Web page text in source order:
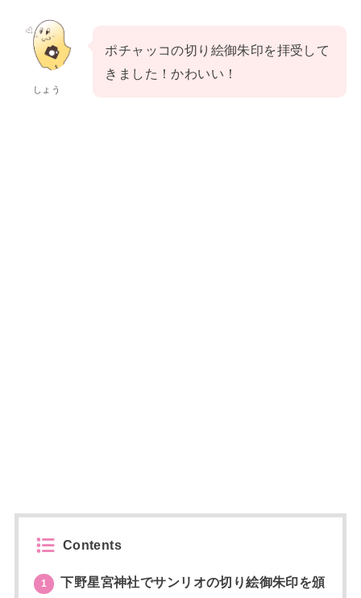
しょう
ポチャッコの切り絵御朱印を拝受して
きました！かわいい！
Contents
1
下野星宮神社でサンリオの切り絵御朱印を頒